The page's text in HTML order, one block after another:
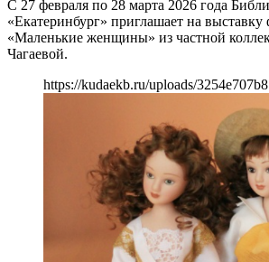
С 27 февраля по 28 марта 2026 года
«Екатеринбург» приглашает на
«Маленькие женщины» из частной
Чагаевой.
https://kudaekb.ru/uploads/